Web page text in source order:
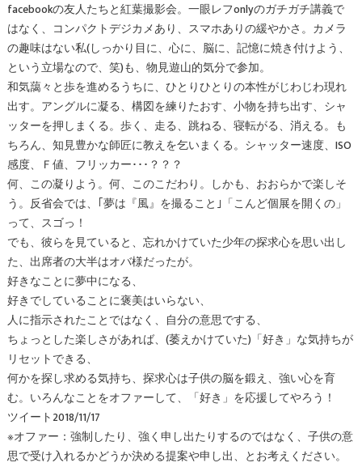
facebookの友人たちと紅葉撮影会。一眼レフonlyのガチガチ講義で
はなく、コンパクトデジカメあり、スマホありの緩やかさ。カメラ
の趣味はない私(しっかり目に、心に、脳に、記憶に焼き付けよう、
という立場なので、笑)も、物見遊山的気分で参加。
和気藹々と歩を進めるうちに、ひとりひとりの本性がじわじわ現れ
出す。アングルに凝る、構図を練りたおす、小物を持ち出す、シャ
ッターを押しまくる。歩く、走る、跳ねる、寝転がる、消える。も
ちろん、知見豊かな師匠に教えを乞いまくる。シャッター速度、ISO
感度、Ｆ値、フリッカー･･･？？？
何、この凝りよう。何、このこだわり。しかも、おおらかで楽しそ
う。反省会では、｢夢は『風』を撮ること｣「こんど個展を開くの」
って、スゴっ！
でも、彼らを見ていると、忘れかけていた少年の探求心を思い出し
た、出席者の大半はオバ様だったが。
好きなことに夢中になる、
好きでしていることに褒美はいらない、
人に指示されたことではなく、自分の意思でする、
ちょっとした楽しさがあれば、(萎えかけていた)「好き」な気持ちが
リセットできる、
何かを探し求める気持ち、探求心は子供の脳を鍛え、強い心を育
む。いろんなことをオファーして、「好き」を応援してやろう！
ツイート2018/11/17
※オファー：強制したり、強く申し出たりするのではなく、子供の意
思で受け入れるかどうか決める提案や申し出、とお考えください。